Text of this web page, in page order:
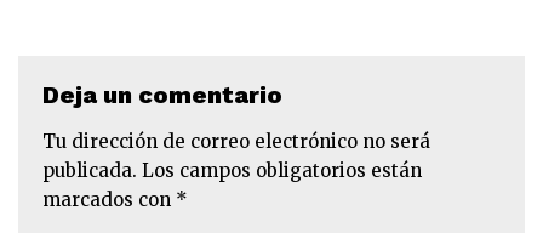
Deja un comentario
Tu dirección de correo electrónico no será
publicada. Los campos obligatorios están
marcados con *